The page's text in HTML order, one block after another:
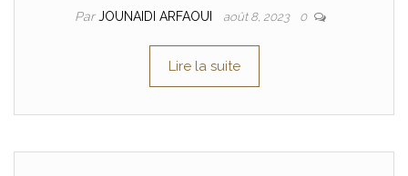
ParJOUNAIDI ARFAOUI août 8, 2023 0
Lire la suite